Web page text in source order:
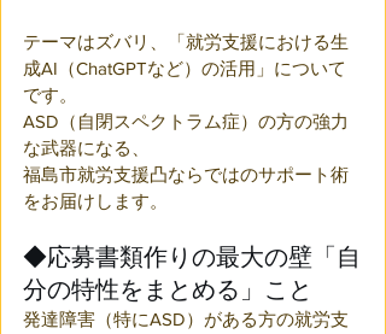
テーマはズバリ、「就労支援における生
成AI（ChatGPTなど）の活用」について
です。
ASD（自閉スペクトラム症）の方の強力
な武器になる、
福島市就労支援凸ならではのサポート術
をお届けします。
◆応募書類作りの最大の壁「自
分の特性をまとめる」こと
発達障害（特にASD）がある方の就労支